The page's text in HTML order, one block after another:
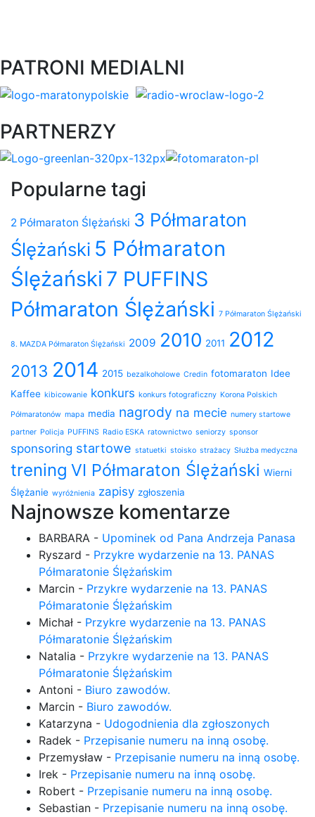
PATRONI MEDIALNI
PARTNERZY
Popularne tagi
2 Półmaraton Ślężański 3 Półmaraton
Ślężański 5 Półmaraton
Ślężański 7 PUFFINS
Półmaraton Ślężański 7 Półmaraton Ślężański
8. MAZDA Półmaraton Ślężański 2009 2010 2011 2012
2013 2014 2015 bezalkoholowe Credin fotomaraton Idee
Kaffee kibicowanie konkurs konkurs fotograficzny Korona Polskich
Półmaratonów mapa media nagrody na mecie numery startowe
partner Policja PUFFINS Radio ESKA ratownictwo seniorzy sponsor
sponsoring startowe statuetki stoisko strażacy Służba medyczna
trening VI Półmaraton Ślężański Wierni
Ślężanie wyróżnienia zapisy zgłoszenia
Najnowsze komentarze
BARBARA - Upominek od Pana Andrzeja Panasa
Ryszard - Przykre wydarzenie na 13. PANAS
Półmaratonie Ślężańskim
Marcin - Przykre wydarzenie na 13. PANAS
Półmaratonie Ślężańskim
Michał - Przykre wydarzenie na 13. PANAS
Półmaratonie Ślężańskim
Natalia - Przykre wydarzenie na 13. PANAS
Półmaratonie Ślężańskim
Antoni - Biuro zawodów.
Marcin - Biuro zawodów.
Katarzyna - Udogodnienia dla zgłoszonych
Radek - Przepisanie numeru na inną osobę.
Przemysław - Przepisanie numeru na inną osobę.
Irek - Przepisanie numeru na inną osobę.
Robert - Przepisanie numeru na inną osobę.
Sebastian - Przepisanie numeru na inną osobę.